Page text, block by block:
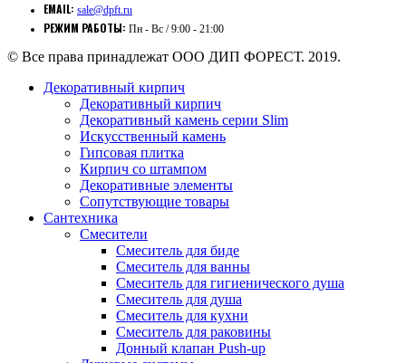
EMAIL: sale@dpft.ru
РЕЖИМ РАБОТЫ: Пн - Вс / 9:00 - 21:00
© Все права принадлежат ООО ДИП ФОРЕСТ. 2019.
Декоративный кирпич
Декоративный кирпич
Декоративный камень серии Slim
Искусственный камень
Гипсовая плитка
Кирпич со штампом
Декоративные элементы
Сопутствующие товары
Сантехника
Смесители
Смеситель для биде
Смеситель для ванны
Смеситель для гигиенического душа
Смеситель для душа
Смеситель для кухни
Смеситель для раковины
Донный клапан Push-up